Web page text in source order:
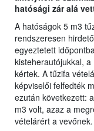
hatósági zár alá
A hatóságok 5 m3
rendszeresen
egyeztetett
kisteherautójukkal,
kértek. A tűzifa
képviselői felfedték
ezután következett:
m3 volt, azaz a
vételárért a vevőnek.